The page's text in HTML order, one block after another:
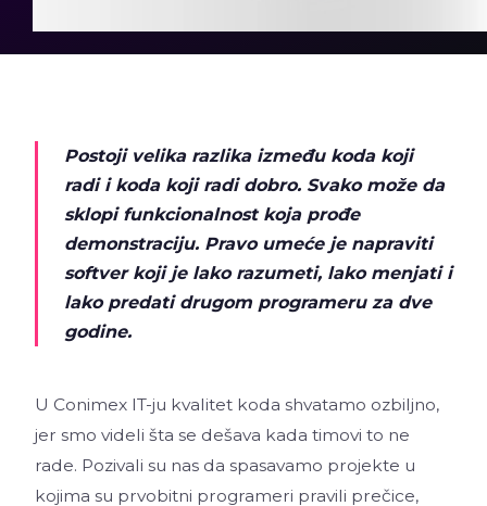
Postoji velika razlika između koda koji
radi i koda koji radi dobro. Svako može da
sklopi funkcionalnost koja prođe
demonstraciju. Pravo umeće je napraviti
softver koji je lako razumeti, lako menjati i
lako predati drugom programeru za dve
godine.
U Conimex IT-ju kvalitet koda shvatamo ozbiljno,
jer smo videli šta se dešava kada timovi to ne
rade. Pozivali su nas da spasavamo projekte u
kojima su prvobitni programeri pravili prečice,